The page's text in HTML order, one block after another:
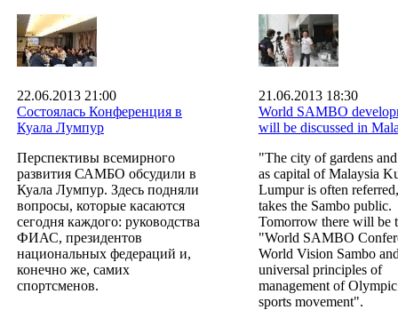
22.06.2013 21:00
Состоялась Конференция в
Куала Лумпур
Перспективы всемирного
развития САМБО обсудили в
Куала Лумпур. Здесь подняли
вопросы, которые касаются
сегодня каждого: руководства
ФИАС, президентов
национальных федераций и,
конечно же, самих
спортсменов.
21.06.2013 18:30
World SAMBO
will be discussed in
"The city of gardens
as capital of Malaysia
Lumpur is often
takes the Sambo public.
Tomorrow there will be
"World SAMBO
World Vision Sambo
universal principles of
management of
sports movement".